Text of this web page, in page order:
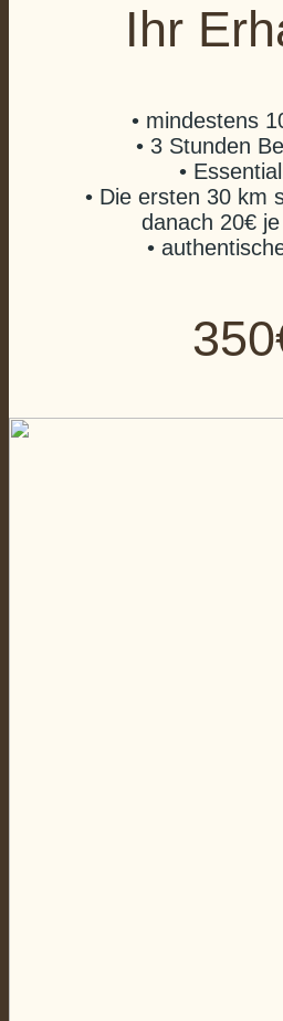
Ihr
• mindestens
• 3 Stunden
•
• Die ersten 30 km
danach 20€
•